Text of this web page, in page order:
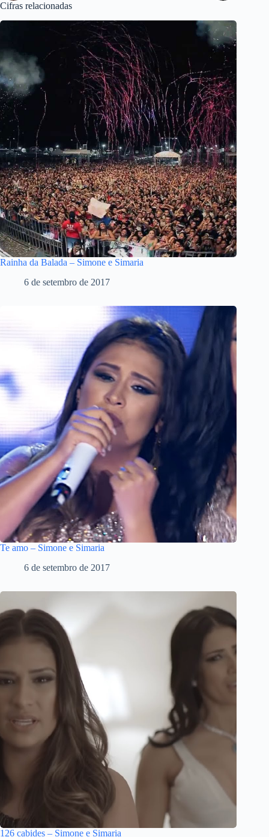
Cifras relacionadas
Rainha da Balada – Simone e Simaria
6 de setembro de 2017
Te amo – Simone e Simaria
6 de setembro de 2017
126 cabides – Simone e Simaria